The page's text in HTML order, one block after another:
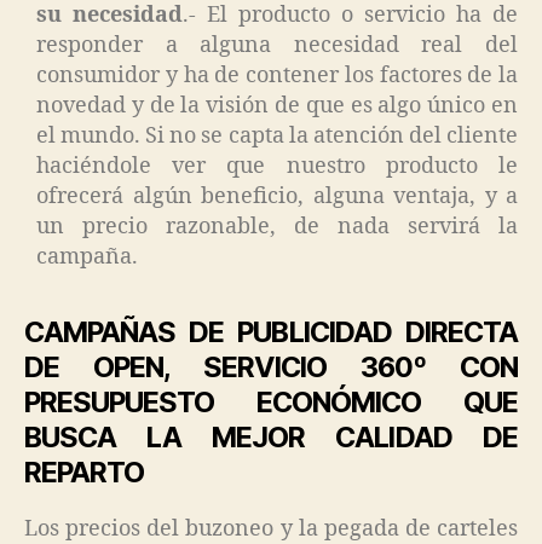
su necesidad.- El producto o servicio ha de
responder a alguna necesidad real del
consumidor y ha de contener los factores de la
novedad y de la visión de que es algo único en
el mundo. Si no se capta la atención del cliente
haciéndole ver que nuestro producto le
ofrecerá algún beneficio, alguna ventaja, y a
un precio razonable, de nada servirá la
campaña.
CAMPAÑAS DE PUBLICIDAD DIRECTA
DE OPEN, SERVICIO 360º CON
PRESUPUESTO ECONÓMICO QUE
BUSCA LA MEJOR CALIDAD DE
REPARTO
Los precios del buzoneo y la pegada de carteles